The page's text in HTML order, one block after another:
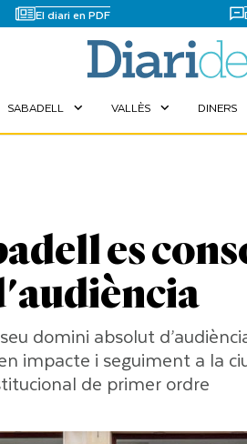
El diari en PDF
SABADELL expand_more VALLÈS expand_more DINERS
es
domini absolut
impacte i seguiment a la
de primer ordre